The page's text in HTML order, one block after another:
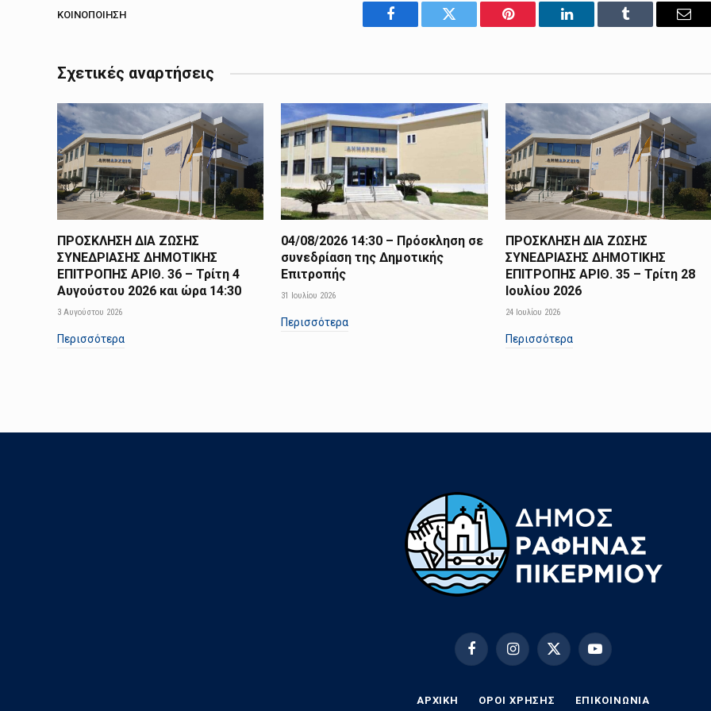
ΚΟΙΝΟΠΟΊΗΣΗ
Facebook Twitter Pinterest LinkedIn Tumblr
Σχετικές αναρτήσεις
ΠΡΟΣΚΛΗΣΗ ΔΙΑ ΖΩΣΗΣ
ΣΥΝΕΔΡΙΑΣΗΣ ΔΗΜΟΤΙΚΗΣ
ΕΠΙΤΡΟΠΗΣ ΑΡΙΘ. 36 – Τρίτη 4
Αυγούστου 2026 και ώρα 14:30
3 Αυγούστου 2026
Περισσότερα
04/08/2026 14:30 – Πρόσκληση σε
συνεδρίαση της Δημοτικής
Επιτροπής
31 Ιουλίου 2026
Περισσότερα
ΠΡΟΣΚΛΗΣΗ ΔΙΑ ΖΩΣΗΣ
ΣΥΝΕΔΡΙΑΣΗΣ ΔΗΜΟΤΙΚΗΣ
ΕΠΙΤΡΟΠΗΣ ΑΡΙΘ. 35 – Τρίτη 28
Ιουλίου 2026
24 Ιουλίου 2026
Περισσότερα
FacebookInstagramX
YouTube
ΑΡΧΙΚΗ ΟΡΟΙ ΧΡΗΣΗΣ EΠΙΚΟΙΝΩΝΊΑ